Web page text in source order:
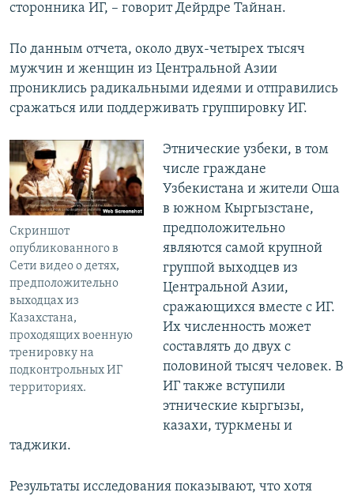
сторонника ИГ, – говорит Дейрдре Тайнан.
По данным отчета, около двух-четырех тысяч
мужчин и женщин из Центральной Азии
прониклись радикальными идеями и отправились
сражаться или поддерживать группировку ИГ.
Скриншот
опубликованного в
Сети видео о детях,
предположительно
выходцах из
Казахстана,
проходящих военную
тренировку на
подконтрольных ИГ
территориях.
Этнические узбеки, в том
числе граждане
Узбекистана и жители Оша
в южном Кыргызстане,
предположительно
являются самой крупной
группой выходцев из
Центральной Азии,
сражающихся вместе с ИГ.
Их численность может
составлять до двух с
половиной тысяч человек. В
ИГ также вступили
этнические кыргызы,
казахи, туркмены и
таджики.
Результаты исследования показывают, что хотя